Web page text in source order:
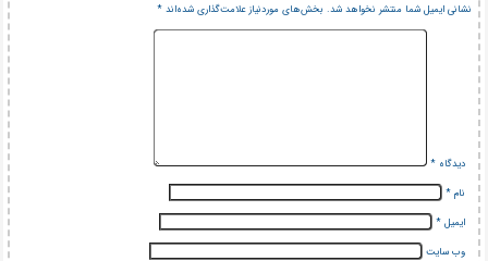
نشانی ایمیل شما منتشر نخواهد شد. بخش‌های موردنیاز علامت‌گذاری شده‌اند*
دیدگاه*
نام*
ایمیل*
وب‌ سایت